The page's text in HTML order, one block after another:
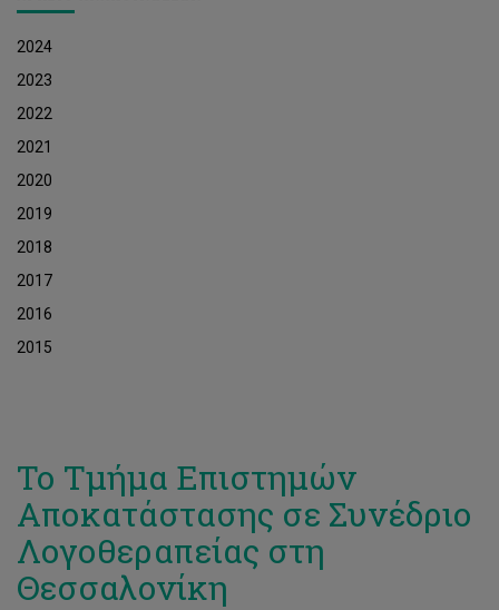
2024
2023
2022
2021
2020
2019
2018
2017
2016
2015
Το Τμήμα Επιστημών
Αποκατάστασης σε Συνέδριο
Λογοθεραπείας στη
Θεσσαλονίκη